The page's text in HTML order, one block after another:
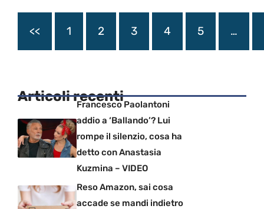
<< 1 2 3 4 5 …
Articoli recentiFrancesco Paolantoni
addio a ‘Ballando’? Lui
rompe il silenzio, cosa ha
detto con Anastasia
Kuzmina – VIDEO
Reso Amazon, sai cosa
accade se mandi indietro